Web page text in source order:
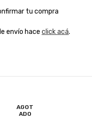
tu compra
envío hace click acá.
AGOT
ADO